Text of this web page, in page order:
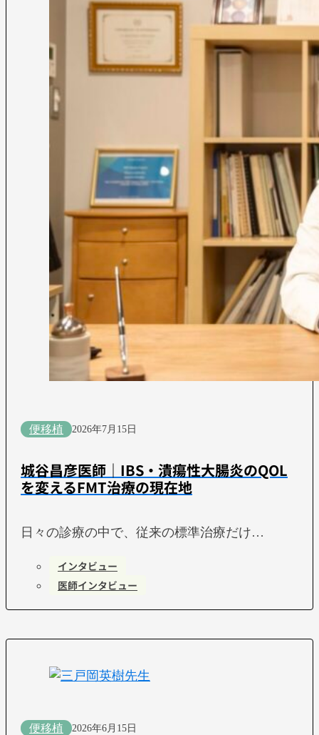
便移植 2026年7月15日
城谷昌彦医師｜IBS・潰瘍性大腸炎のQOL
を変えるFMT治療の現在地
日々の診療の中で、従来の標準治療だけ…
インタビュー
医師インタビュー
便移植 2026年6月15日